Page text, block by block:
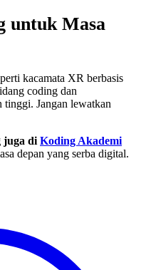
untuk Masa
kacamata XR berbasis
coding dan
tinggi. Jangan lewatkan
juga di Koding Akademi
depan yang serba digital.